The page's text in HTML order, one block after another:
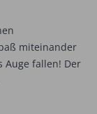
miteinander
Auge fallen! Der